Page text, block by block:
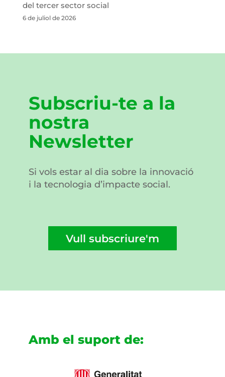
del tercer sector social
6 de juliol de 2026
Subscriu-te a la
nostra
Newsletter
Si vols estar al dia sobre la innovació
i la tecnologia d’impacte social.
Vull subscriure'm
Amb el suport de: